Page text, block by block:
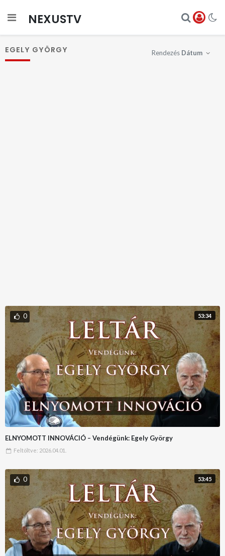
NEXUSTV
EGELY GYÖRGY Rendezés Dátum
53:34
0
ELNYOMOTT INNOVÁCIÓ – Vendégünk: Egely György
Feltöltve: 2026.04.01.
53:45
0